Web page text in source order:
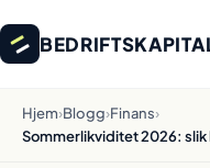
Hjem›Blogg›Finans›
Sommerlikviditet 2026: